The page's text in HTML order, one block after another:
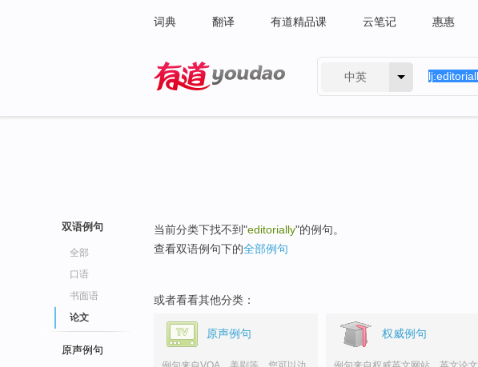
词典 翻译 有道精品课 云笔记 惠惠
中英
双语例句
全部
口语
书面语
论文
原声例句
当前分类下找不到"editorially"的例句。
查看双语例句下的全部例句
或者看看其他分类：
原声例句 权威例句